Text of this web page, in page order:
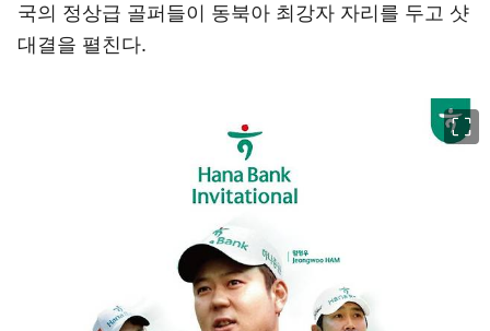
국의 정상급 골퍼들이 동북아 최강자 자리를 두고 샷
대결을 펼친다.